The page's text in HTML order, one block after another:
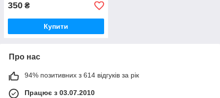
350 ₴
Купити
Про нас
94% позитивних з 614 відгуків за рік
Працює з 03.07.2010